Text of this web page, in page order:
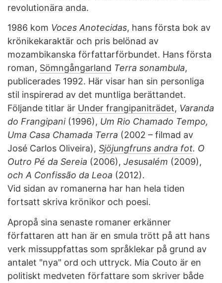
revolutionära anda.
1986 kom Voces Anotecidas, hans första bok av
krönikekaraktär och pris belönad av
mozambikanska författarförbundet. Hans första
roman, Sömngångarland Terra sonambula,
publicerades 1992. Här visar han sin personliga
stil inspirerad av det muntliga berättandet.
Följande titlar är Under frangipaniträdet, Varanda
do Frangipani(1996), Um Rio Chamado Tempo,
Uma Casa Chamada Terra (2002 – filmad av
José Carlos Oliveira), Sjöjungfruns andra fot. O
Outro Pé da Sereia (2006), Jesusalém (2009),
och A Confissão da Leoa (2012).
Vid sidan av romanerna har han hela tiden
fortsatt skriva krönikor och poesi.
Apropå sina senaste romaner erkänner
författaren att han är en smula trött på att hans
verk missuppfattas som språklekar på grund av
antalet "nya" ord och uttryck. Mia Couto är en
politiskt medveten författare som skriver både